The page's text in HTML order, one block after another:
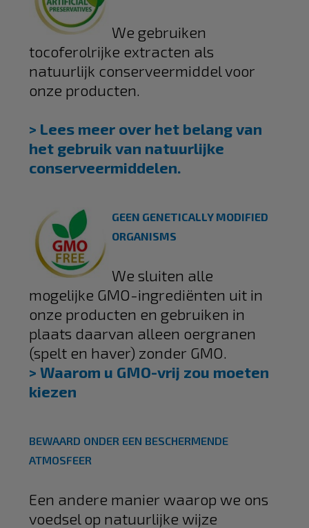
We gebruiken
tocoferolrijke extracten als
natuurlijk conserveermiddel voor
onze producten.
> Lees meer over het belang van
het gebruik van natuurlijke
conserveermiddelen.
GEEN GENETICALLY MODIFIED
ORGANISMS
We sluiten alle
mogelijke GMO-ingrediënten uit in
onze producten en gebruiken in
plaats daarvan alleen oergranen
(spelt en haver) zonder GMO.
> Waarom u GMO-vrij zou moeten
kiezen
BEWAARD ONDER EEN BESCHERMENDE
ATMOSFEER
Een andere manier waarop we ons
voedsel op natuurlijke wijze